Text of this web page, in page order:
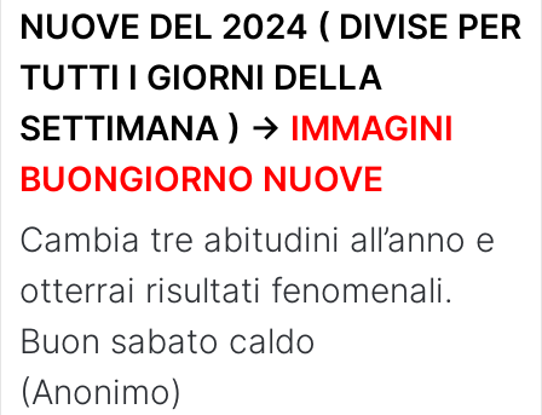
NUOVE DEL 2024 ( DIVISE PER
TUTTI I GIORNI DELLA
SETTIMANA ) -> IMMAGINI
BUONGIORNO NUOVE
Cambia tre abitudini all’anno e
otterrai risultati fenomenali.
Buon sabato caldo
(Anonimo)